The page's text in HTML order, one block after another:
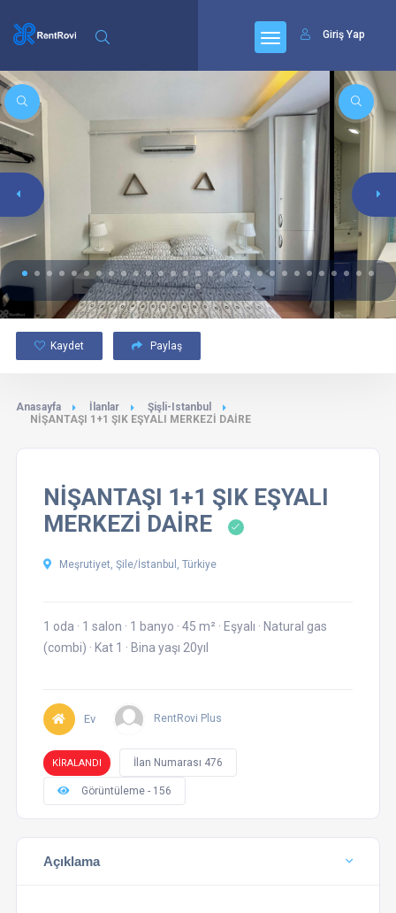
Giriş Yap
Kaydet Paylaş
Anasayfa İlanlar
Şişli-Istanbul
NİŞANTAŞI 1+1 ŞIK EŞYALI MERKEZİ DAİRE
NİŞANTAŞI 1+1 ŞIK EŞYALI
MERKEZİ DAİRE
Meşrutiyet, Şile/İstanbul, Türkiye
1 oda · 1 salon · 1 banyo · 45 m² · Eşyalı · Natural gas
(combi) · Kat 1 · Bina yaşı 20yıl
Ev RentRovi Plus
KİRALANDI İlan Numarası 476
Görüntüleme - 156
Açıklama